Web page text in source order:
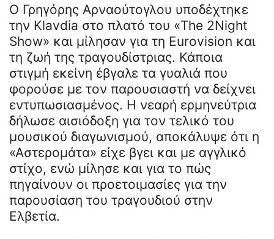
Ο Γρηγόρης Αρναούτογλου υποδέχτηκε
την Klavdia στο πλατό του «The 2Night
Show» και μίλησαν για τη Eurovision και
τη ζωή της τραγουδίστριας. Κάποια
στιγμή εκείνη έβγαλε τα γυαλιά που
φορούσε με τον παρουσιαστή να δείχνει
εντυπωσιασμένος. Η νεαρή ερμηνεύτρια
δήλωσε αισιόδοξη για τον τελικό του
μουσικού διαγωνισμού, αποκάλυψε ότι η
«Αστερομάτα» είχε βγει και με αγγλικό
στίχο, ενώ μίλησε και για το πώς
πηγαίνουν οι προετοιμασίες για την
παρουσίαση του τραγουδιού στην
Ελβετία.